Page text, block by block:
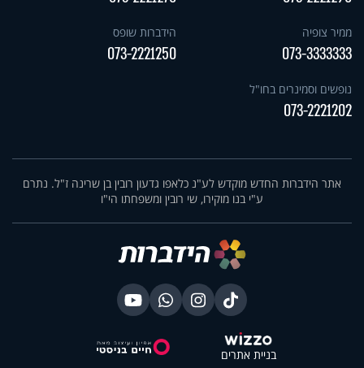
ממיר צופיה
073-3333333
הידברות שופס
073-2221250
נופשים וסמינרים בחו"ל
073-2221202
אתר הידברות החדש מוקדש לע"נ כלאפו גדעון רובין בן שרינה ז"ל. נתרם
ע"י בנו מוקירו, שי רובין ומשפחתו הי"ו
בניית אתרים